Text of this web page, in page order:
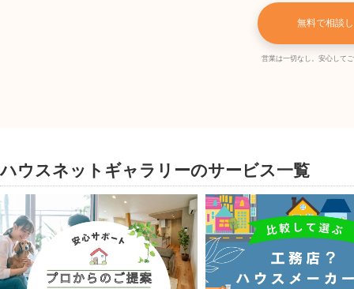
無料で相談
営業は一切なし。安心して
ハウスネットギャラリーのサービス一覧